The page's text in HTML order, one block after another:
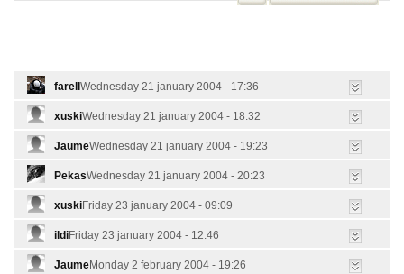
farell Wednesday 21 january 2004 - 17:36
xuskiWednesday 21 january 2004 - 18:32
JaumeWednesday 21 january 2004 - 19:23
PekasWednesday 21 january 2004 - 20:23
xuskiFriday 23 january 2004 - 09:09
ildiFriday 23 january 2004 - 12:46
JaumeMonday 2 february 2004 - 19:26